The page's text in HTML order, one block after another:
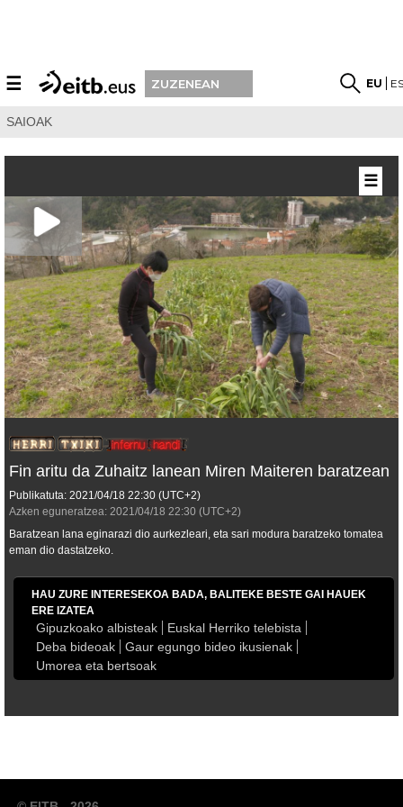
☰ ZUZENEAN EU
SAIOAK
Fin aritu da Zuhaitz lanean Miren Maiteren baratzean
Publikatuta: 2021/04/18 22:30 (UTC+2)
Azken eguneratzea: 2021/04/18 22:30 (UTC+2)
Baratzean lana eginarazi dio aurkezleari, eta sari modura baratzeko tomatea
eman dio dastatzeko.
HAU ZURE INTERESEKOA BADA, BALITEKE BESTE GAI HAUEK
ERE IZATEA
Gipuzkoako albisteak
Euskal Herriko telebista
Deba bideoak
Gaur egungo bideo ikusienak
Umorea eta bertsoak
☰